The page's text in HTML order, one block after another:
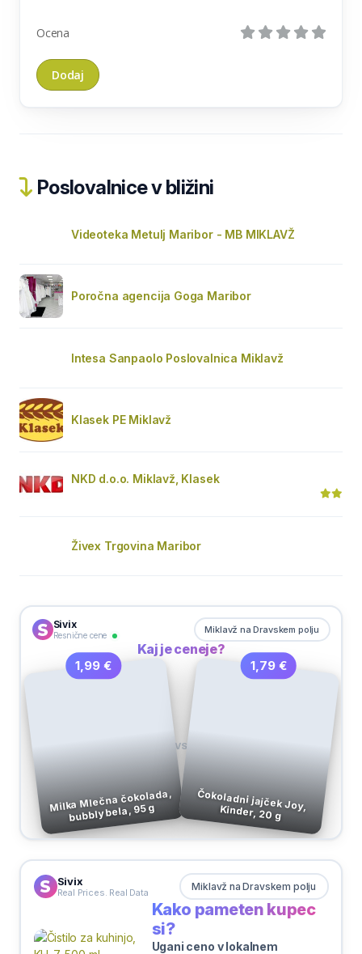
Ocena
Poslovalnice v bližini
Videoteka Metulj Maribor - MB MIKLAVŽ
Poročna agencija Goga Maribor
Intesa Sanpaolo Poslovalnica Miklavž
Klasek PE Miklavž
NKD d.o.o. Miklavž, Klasek
Živex Trgovina Maribor
Sivix
Resnične cene
Miklavž na Dravskem polju
Kaj je ceneje?
1,99 €
Milka Mlečna čokolada,
bubbly bela, 95 g
VS
1,79 €
Čokoladni jajček Joy, Kinder, 20 g
Sivix
Real Prices. Real Data Miklavž na Dravskem polju
Kako pameten kupec
si?
Ugani ceno v lokalnem